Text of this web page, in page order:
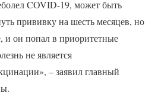
COVID-19, может быть
прививку на шесть месяцев, но
и он попал в приоритетные
не является
– заявил главный